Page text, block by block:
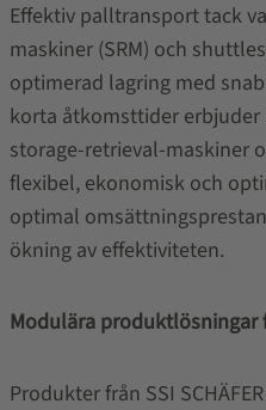
Effektiv palltransport tack
maskiner (SRM) och
optimerad lagring med
korta åtkomsttider erbjuder
storage-retrieval-maskiner
flexibel, ekonomisk och
optimal
ökning av effektiviteten.
Modulära produktlösningar
Produkter från SSI